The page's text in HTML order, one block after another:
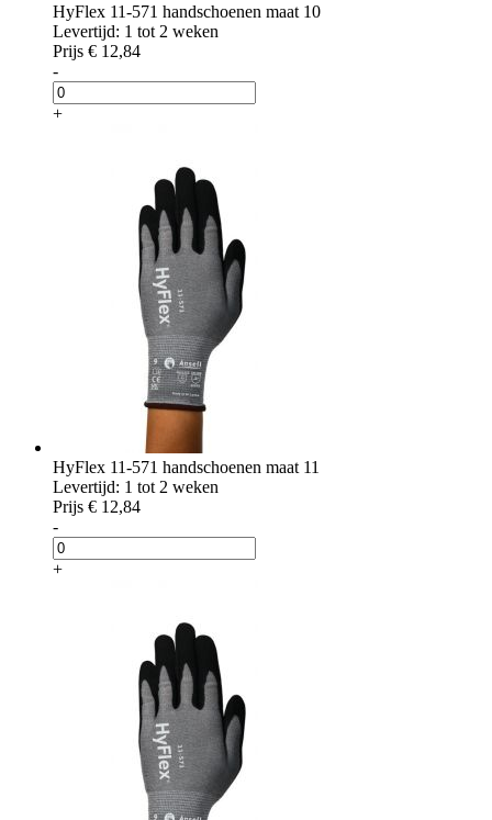
HyFlex 11-571 handschoenen maat 10
Levertijd: 1 tot 2 weken
Prijs € 12,84
-
+
HyFlex 11-571 handschoenen maat 11
Levertijd: 1 tot 2 weken
Prijs € 12,84
-
+